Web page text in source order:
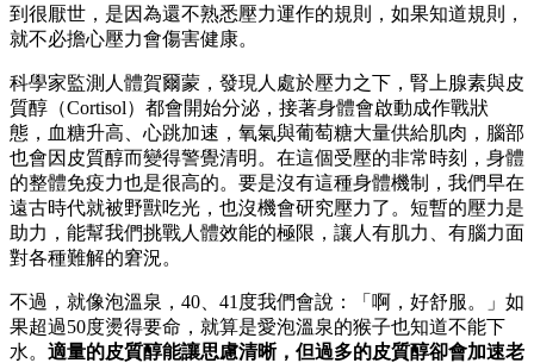
到很厭世，是因為還不熟悉壓力運作的規則，如果知道規則，
就不必擔心壓力會傷害健康。
科學家監測人體賀爾蒙，發現人處於壓力之下，腎上腺素與皮
質醇（Cortisol）都會開始分泌，接著身體會啟動成作戰狀
態，血糖升高、心跳加速，氧氣與葡萄糖大量供給肌肉，腦部
也會因皮質醇而變得警覺清明。在這個受壓的非常時刻，身體
的整體免疫力也是很高的。要是沒有這種身體機制，我們早在
遠古時代就被野獸吃光，也沒機會研究壓力了。短暫的壓力是
助力，能幫我們挑戰人體效能的極限，讓人有肌力、有腦力面
對各種難解的窘況。
不過，就像泡溫泉，40、41度我們會說：「啊，好舒服。」如
果超過50度燙得要命，就算是愛泡溫泉的猴子也知道不能下
水。 適量的皮質醇能讓思慮清晰，但過多的皮質醇卻會加速老